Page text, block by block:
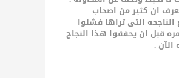
ان كثير من اصحاب
الناجحه التى تراها فشلوا
قبل ان يحققوا هذا النجاح
الآن .